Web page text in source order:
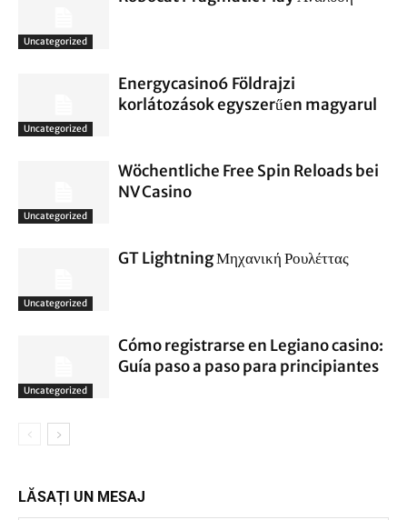
Uncategorized
Uncategorized
Energycasino6 Földrajzi
korlátozások egyszerűen magyarul
Uncategorized
Wöchentliche Free Spin Reloads bei
NV Casino
Uncategorized
GT Lightning Μηχανική Ρουλέττας
Uncategorized
Cómo registrarse en Legiano casino:
Guía paso a paso para principiantes
LĂSAȚI UN MESAJ